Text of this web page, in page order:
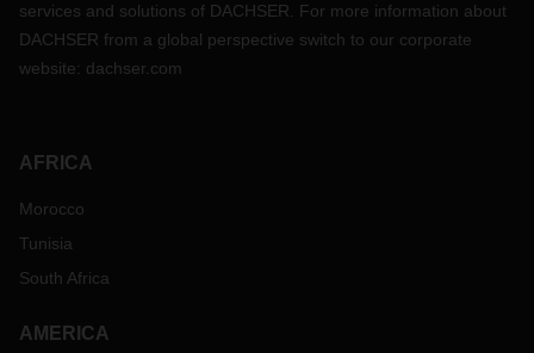
services and solutions of DACHSER. For more information about
DACHSER from a global perspective switch to our corporate
website: dachser.com
AFRICA
Morocco
Tunisia
South Africa
AMERICA